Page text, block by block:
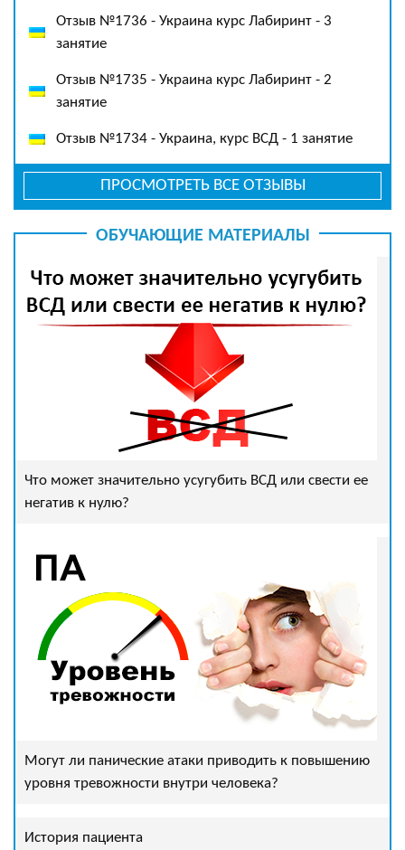
Отзыв №1736 - Украина курс Лабиринт - 3
занятие
Отзыв №1735 - Украина курс Лабиринт - 2
занятие
Отзыв №1734 - Украина, курс ВСД - 1 занятие
ПРОСМОТРЕТЬ ВСЕ ОТЗЫВЫ
ОБУЧАЮЩИЕ МАТЕРИАЛЫ
Что может значительно усугубить ВСД или свести ее
негатив к нулю?
Могут ли панические атаки приводить к повышению
уровня тревожности внутри человека?
История пациента